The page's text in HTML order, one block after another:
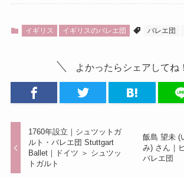
o g
e
イギリス イギリスのバレエ団 バレエ団
よかったらシェアしてね！
1760年設立｜シュツットガ
ルト・バレエ団 Stuttgart
Ballet｜ドイツ ＞ シュツッ
トガルト
飯島 望未 (
み) さん｜
バレエ団